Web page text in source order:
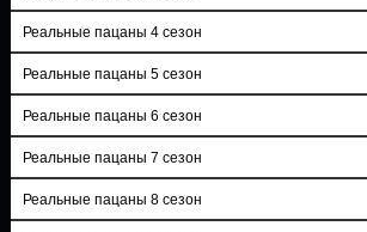
Реальные пацаны 4 сезон
Реальные пацаны 5 сезон
Реальные пацаны 6 сезон
Реальные пацаны 7 сезон
Реальные пацаны 8 сезон